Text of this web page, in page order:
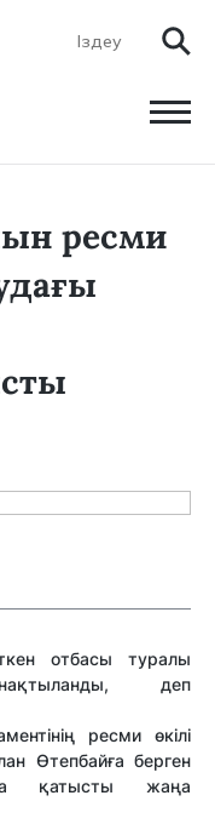
ресми
отбасы туралы
деп
ресми өкілі
Өтепбайға берген
қатысты жаңа